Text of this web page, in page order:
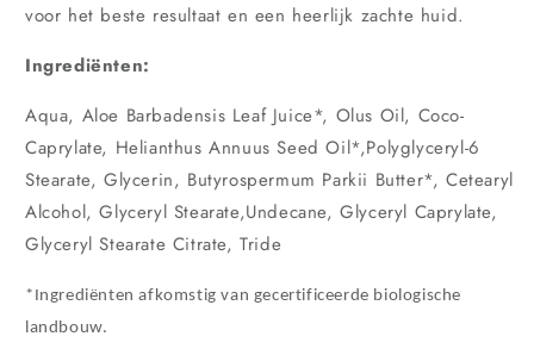
voor het beste resultaat en een heerlijk zachte huid.
Ingrediënten:
Aqua, Aloe Barbadensis Leaf Juice*, Olus Oil, Coco-
Caprylate, Helianthus Annuus Seed Oil*,Polyglyceryl-6
Stearate, Glycerin, Butyrospermum Parkii Butter*, Cetearyl
Alcohol, Glyceryl Stearate,Undecane, Glyceryl Caprylate,
Glyceryl Stearate Citrate, Tride
*Ingrediënten afkomstig van gecertificeerde biologische
landbouw.